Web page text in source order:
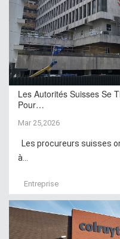
Les Autorités Suisses Se
Pour…
Mar 25,2026
Les procureurs suisses
à...
Entreprise